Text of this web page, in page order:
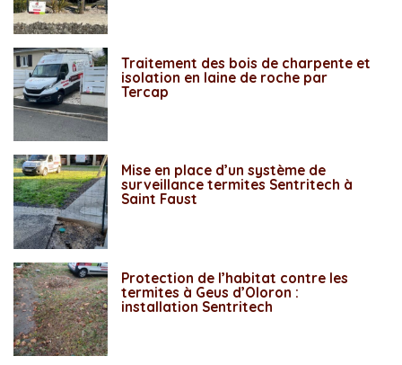
Traitement des bois de charpente et
isolation en laine de roche par
Tercap
Mise en place d’un système de
surveillance termites Sentritech à
Saint Faust
Protection de l’habitat contre les
termites à Geus d’Oloron :
installation Sentritech